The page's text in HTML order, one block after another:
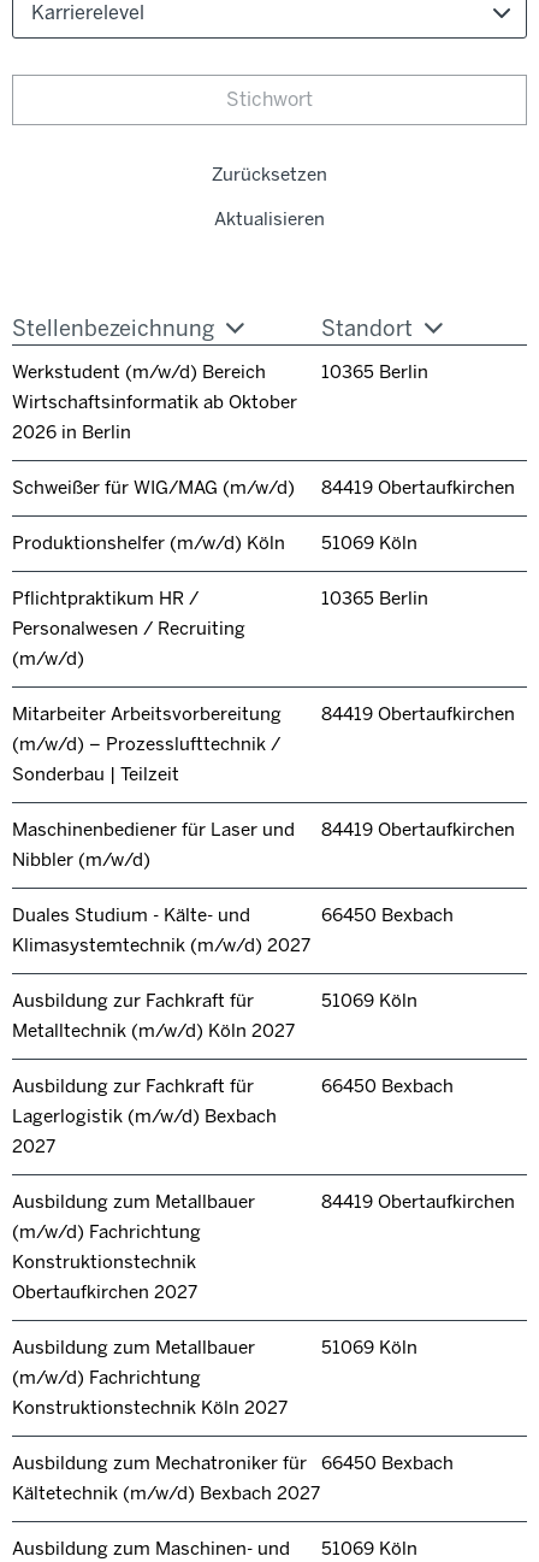
Karrierelevel
Zurücksetzen
Aktualisieren
Stellenbezeichnung Standort
Werkstudent (m/w/d) Bereich
Wirtschaftsinformatik ab Oktober
2026 in Berlin
10365 Berlin
Schweißer für WIG/MAG (m/w/d) 84419 Obertaufkirchen
Produktionshelfer (m/w/d) Köln 51069 Köln
Pflichtpraktikum HR /
Personalwesen / Recruiting
(m/w/d)
10365 Berlin
Mitarbeiter Arbeitsvorbereitung
(m/w/d) – Prozesslufttechnik /
Sonderbau | Teilzeit
84419 Obertaufkirchen
Maschinenbediener für Laser und
Nibbler (m/w/d)
84419 Obertaufkirchen
Duales Studium - Kälte- und
Klimasystemtechnik (m/w/d) 2027
66450 Bexbach
Ausbildung zur Fachkraft für
Metalltechnik (m/w/d) Köln 2027
51069 Köln
Ausbildung zur Fachkraft für
Lagerlogistik (m/w/d) Bexbach
2027
66450 Bexbach
Ausbildung zum Metallbauer
(m/w/d) Fachrichtung
Konstruktionstechnik
Obertaufkirchen 2027
84419 Obertaufkirchen
Ausbildung zum Metallbauer
(m/w/d) Fachrichtung
Konstruktionstechnik Köln 2027
51069 Köln
Ausbildung zum Mechatroniker für
Kältetechnik (m/w/d) Bexbach 2027
66450 Bexbach
Ausbildung zum Maschinen- und
51069 Köln